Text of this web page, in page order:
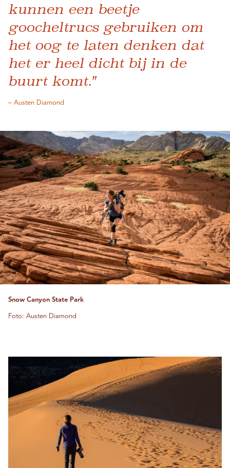
kunnen een beetje
goocheltrucs gebruiken om
het oog te laten denken dat
het er heel dicht bij in de
buurt komt."
– Austen Diamond
Snow Canyon State Park
Foto: Austen Diamond